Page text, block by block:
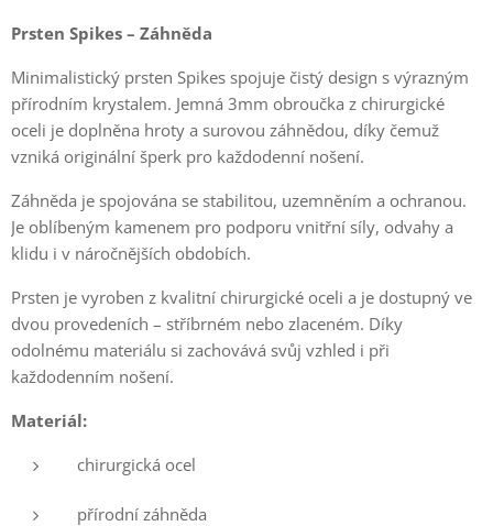
Prsten Spikes – Záhněda
Minimalistický prsten Spikes spojuje čistý design s výrazným
přírodním krystalem. Jemná 3mm obroučka z chirurgické
oceli je doplněna hroty a surovou záhnědou, díky čemuž
vzniká originální šperk pro každodenní nošení.
Záhněda je spojována se stabilitou, uzemněním a ochranou.
Je oblíbeným kamenem pro podporu vnitřní síly, odvahy a
klidu i v náročnějších obdobích.
Prsten je vyroben z kvalitní chirurgické oceli a je dostupný ve
dvou provedeních – stříbrném nebo zlaceném. Díky
odolnému materiálu si zachovává svůj vzhled i při
každodenním nošení.
Materiál:
chirurgická ocel
přírodní záhněda